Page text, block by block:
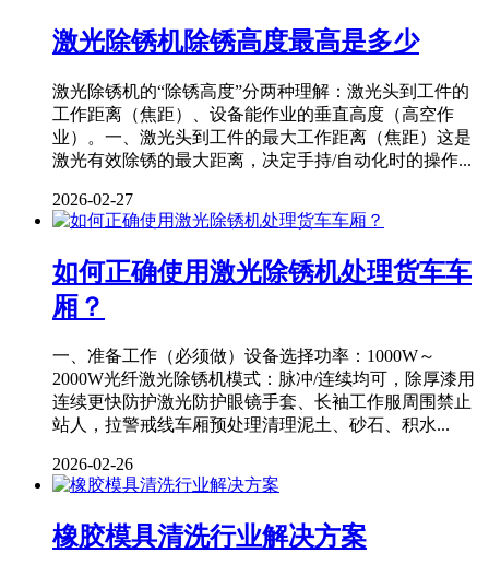
激光除锈机除锈高度最高是多少
激光除锈机的“除锈高度”分两种理解：激光头到工件的
工作距离（焦距）、设备能作业的垂直高度（高空作
业）。一、激光头到工件的最大工作距离（焦距）这是
激光有效除锈的最大距离，决定手持/自动化时的操作...
2026-02-27
如何正确使用激光除锈机处理货车车
厢？
一、准备工作（必须做）设备选择功率：1000W～
2000W光纤激光除锈机模式：脉冲/连续均可，除厚漆用
连续更快防护激光防护眼镜手套、长袖工作服周围禁止
站人，拉警戒线车厢预处理清理泥土、砂石、积水...
2026-02-26
橡胶模具清洗行业解决方案